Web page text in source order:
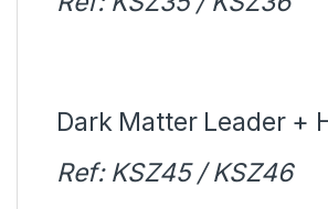
Dark Matter Leader +
Ref: KSZ45 / KSZ46